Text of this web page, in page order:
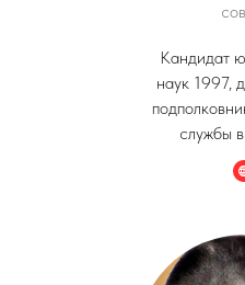
Кандидат
наук 1997,
службы